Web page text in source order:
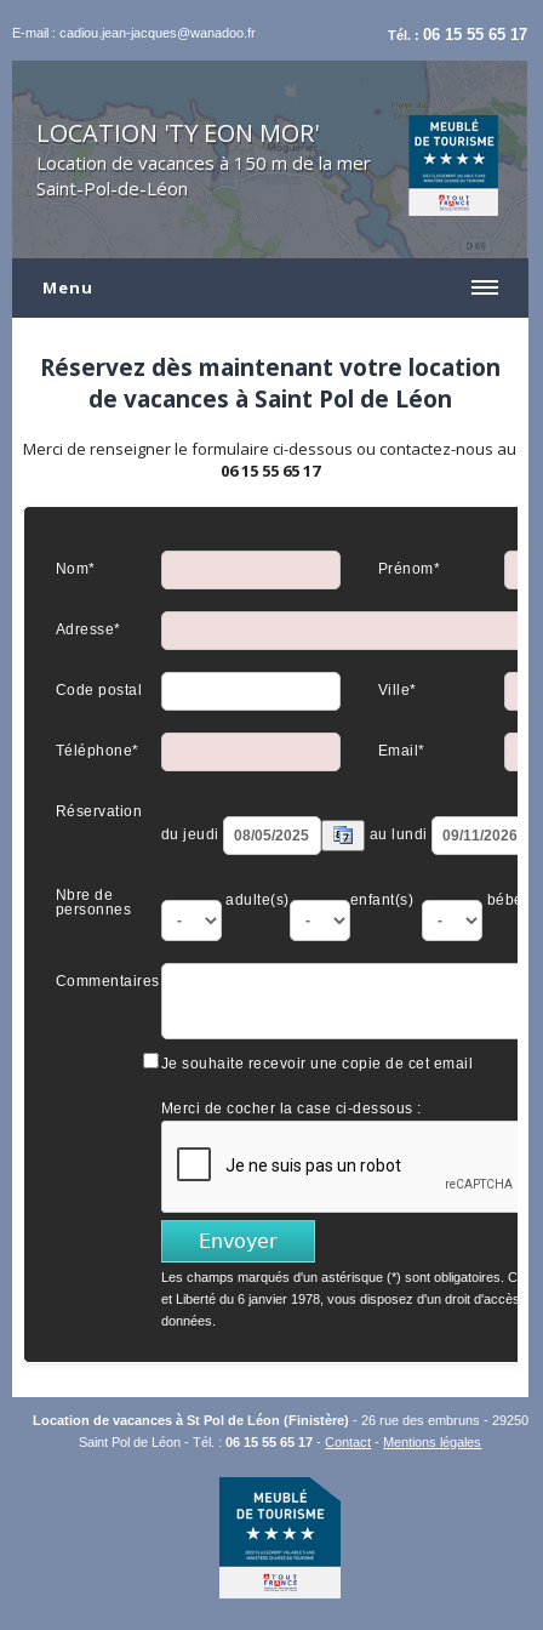
E-mail : cadiou.jean-jacques@wanadoo.fr Tél. :06 15 55 65 17
LOCATION 'TY EON MOR'
Location de vacances à 150 m de la mer
Saint-Pol-de-Léon
Menu
Réservez dès maintenant votre location
de vacances à Saint Pol de Léon
Merci de renseigner le formulaire ci-dessous ou contactez-nous au
06 15 55 65 17
Nom* Prénom*
Adresse*
Code postal Ville*
Téléphone* Email*
Réservation
du jeudi
au lundi
Nbre de
personnes
adulte(s) enfant(s) bébé(s)
Commentaires
Je souhaite recevoir une copie de cet email
Merci de cocher la case ci-dessous :
Les champs marqués d'un astérisque (*) sont obligatoires.
et Liberté du 6 janvier 1978, vous disposez d'un droit d'accès et
données.
Location de vacances à St Pol de Léon (Finistère) - 26 rue des embruns - 29250
Saint Pol de Léon - Tél. :06 15 55 65 17 -Contact - Mentions légales